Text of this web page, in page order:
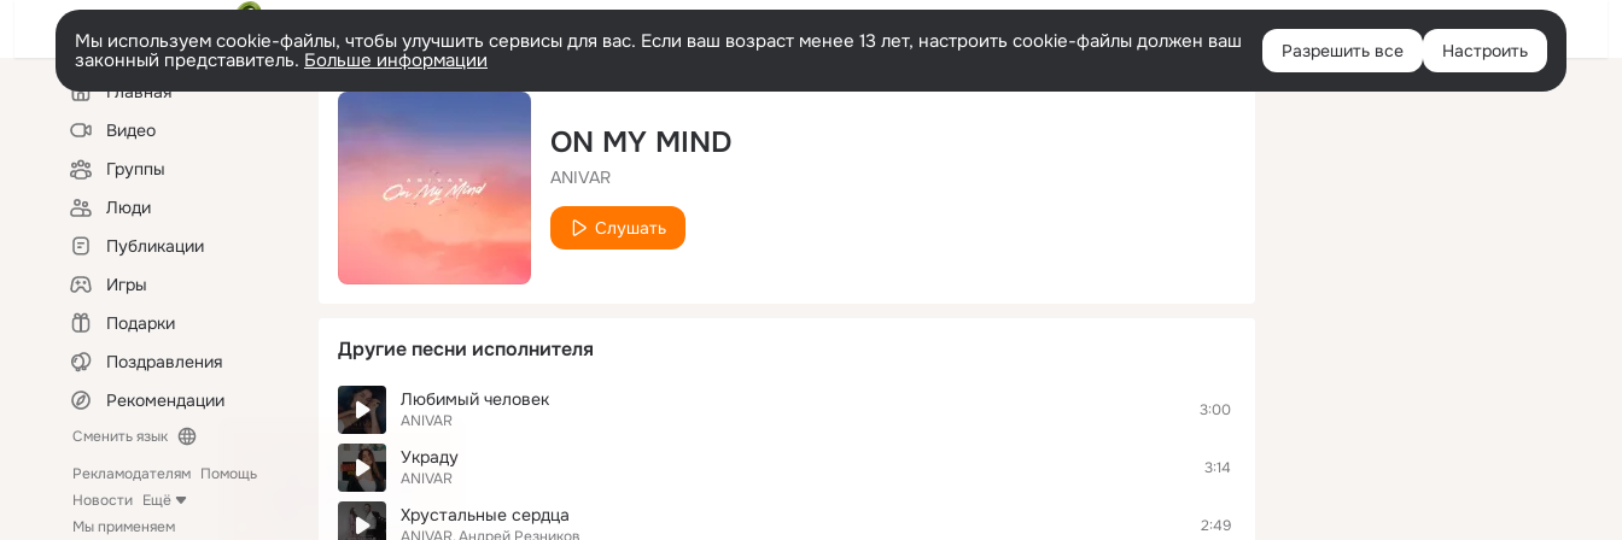
Войти
Мы используем cookie-файлы, чтобы улучшить сервисы для вас. Если ваш возраст менее 13 лет, настроить cookie-файлы должен ваш
законный представитель. Больше информации Разрешить все Настроить
Левая
колонкаГлавная
Видео
Группы
Люди
Публикации
Игры
Подарки
Поздравления
Рекомендации
Сменить язык
Рекламодателям Помощь
Новости Ещё
Мы применяем
ON MY MIND
ANIVAR
Слушать
Другие песни исполнителя
Любимый человек
ANIVAR
3:00
Украду
ANIVAR
3:14
Хрустальные сердца 2:49